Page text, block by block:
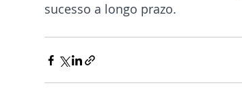
sucesso a longo prazo.